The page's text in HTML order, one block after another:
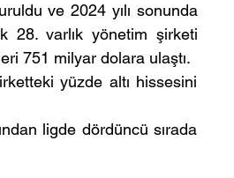
ve 2024 yılı sonunda
28. varlık yönetim şirketi
751 milyar dolara ulaştı.
yüzde altı hissesini
ligde dördüncü sırada